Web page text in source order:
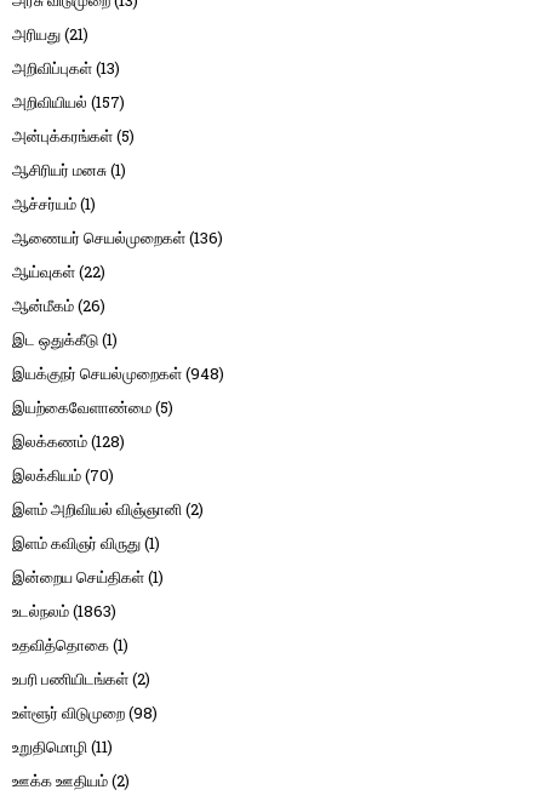
அரியது(21)
அறிவிப்புகள்(13)
அறிவியியல் (157)
அன்புக்கரங்கள்(5)
ஆசிரியர் மனசு(1)
ஆச்சர்யம்(1)
ஆணையர் செயல்முறைகள்(136)
ஆய்வுகள்(22)
ஆன்மீகம்(26)
இட ஒதுக்கீடு(1)
இயக்குநர் செயல்முறைகள்(948)
இயற்கைவேளாண்மை(5)
இலக்கணம்(128)
இலக்கியம்(70)
இளம் அறிவியல் விஞ்ஞானி(2)
இளம் கவிஞர் விருது(1)
இன்றைய செய்திகள்(1)
உடல்நலம்(1863)
உதவித்தொகை(1)
உபரி பணியிடங்கள்(2)
உள்ளூர் விடுமுறை(98)
உறுதிமொழி(11)
ஊக்க ஊதியம்(2)